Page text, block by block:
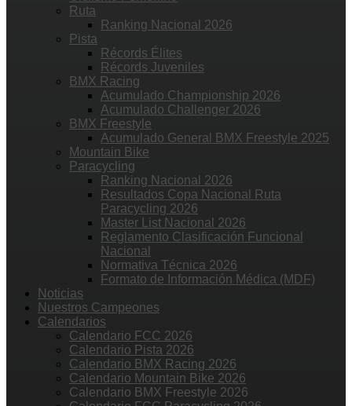
Ruta
Ranking Nacional 2026
Pista
Récords Élites
Récords Juveniles
BMX Racing
Acumulado Championship 2026
Acumulado Challenger 2026
BMX Freestyle
Acumulado General BMX Freestyle 2025
Mountain Bike
Paracycling
Ranking Nacional 2026
Resultados Copa Nacional Ruta
Paracycling 2026
Master List Nacional 2026
Reglamento Clasificación Funcional
Nacional
Normativa Técnica 2026
Formato de Información Médica (MDF)
Noticias
Nuestros Campeones
Calendarios
Calendario FCC 2026
Calendario Pista 2026
Calendario BMX Racing 2026
Calendario Mountain Bike 2026
Calendario BMX Freestyle 2026